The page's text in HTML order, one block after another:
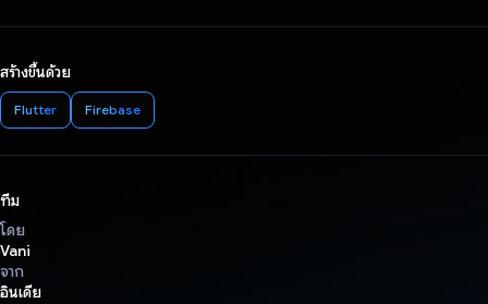
สร้างขึ้นด้วย
Flutter Firebase
ทีม
โดย
Vani
จาก
อินเดีย